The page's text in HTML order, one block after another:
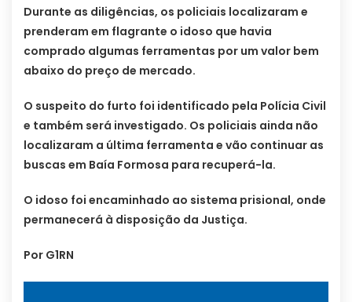
Durante as diligências, os policiais localizaram e
prenderam em flagrante o idoso que havia
comprado algumas ferramentas por um valor bem
abaixo do preço de mercado.
O suspeito do furto foi identificado pela Polícia Civil
e também será investigado. Os policiais ainda não
localizaram a última ferramenta e vão continuar as
buscas em Baía Formosa para recuperá-la.
O idoso foi encaminhado ao sistema prisional, onde
permanecerá à disposição da Justiça.
Por G1RN